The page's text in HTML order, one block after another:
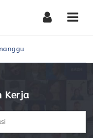
Kerja